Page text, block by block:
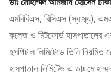
এমবিবিএস, বিসিএস (স্বাস্থ্য),
কলেজ ও মিটফোর্ড
হসপিটাল লিমিটেডে তিনি
হাসপাতাল লিমিটেড এ ডাঃ